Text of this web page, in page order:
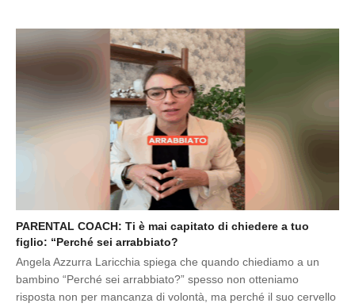
PARENTAL COACH: Ti è mai capitato di chiedere a tuo
figlio: “Perché sei arrabbiato?
Angela Azzurra Laricchia spiega che quando chiediamo a un
bambino “Perché sei arrabbiato?” spesso non otteniamo
risposta non per mancanza di volontà, ma perché il suo cervello